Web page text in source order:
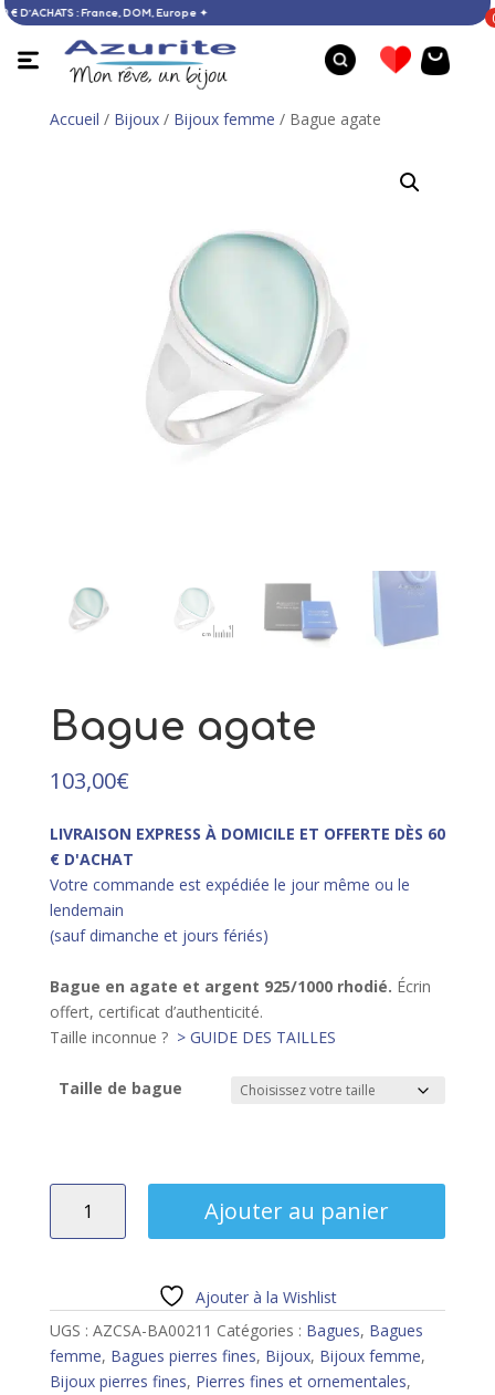
60 € D’ACHATS : France, DOM, Europe ✦
Accueil / Bijoux/ Bijoux femme / Bague agate
Bague agate
103,00€
LIVRAISON EXPRESS À DOMICILE ET OFFERTE DÈS 60
€ D'ACHAT
Votre commande est expédiée le jour même ou le
lendemain
(sauf dimanche et jours fériés)
Bague en agate et argent 925/1000 rhodié. Écrin
offert, certificat d’authenticité.
Taille inconnue ? > GUIDE DES TAILLES
Taille de bague
Ajouter au panier
Ajouter à la Wishlist
UGS : AZCSA-BA00211 Catégories : Bagues, Bagues
femme, Bagues pierres fines, Bijoux, Bijoux femme,
Bijoux pierres fines, Pierres fines et ornementales,